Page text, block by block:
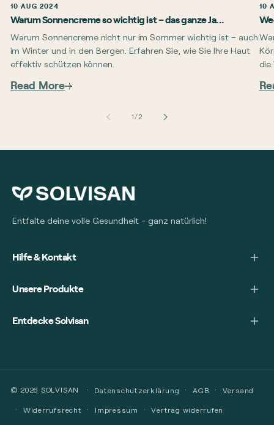
10 AUG 2024
Warum Sonnencreme so wichtig ist – das ganze Ja...
Warum Sonnencreme nicht nur im Sommer wichtig ist – auch
im Winter und in den Bergen. Erfahren Sie, wie Sie Ihre Haut
effektiv schützen können.
Read More
10
die
1/von
2
Entfalte deine volle Gesundheit - ganz natürlich!
Hilfe & Kontakt
Unsere Produkte
Entdecke Solvisan
© 2026 SOLVISAN Datenschutzerklärung AGB Versand
Widerrufsrecht Impressum Vertrag widerrufen